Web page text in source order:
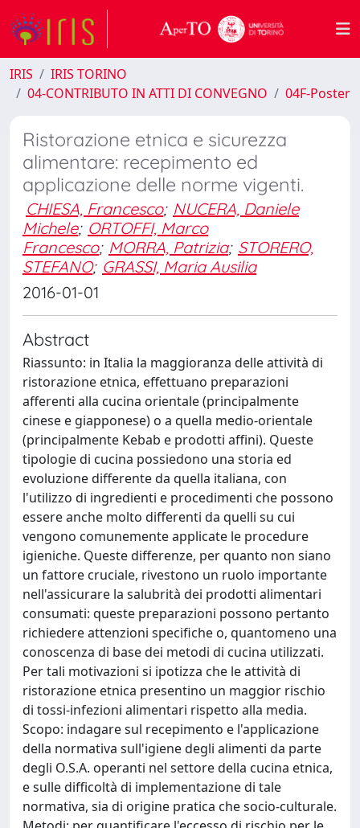
IRIS
IRIS TORINO
04-CONTRIBUTO IN ATTI DI CONVEGNO
04F-Poster
Ristorazione etnica e sicurezza
alimentare: recepimento ed
applicazione delle norme vigenti.
CHIESA, Francesco; NUCERA, Daniele
Michele; ORTOFFI, Marco
Francesco; MORRA, Patrizia; STORERO,
STEFANO; GRASSI, Maria Ausilia
2016-01-01
Abstract
Riassunto: in Italia la maggioranza delle attività di
ristorazione etnica, effettuano preparazioni
afferenti alla cucina orientale (principalmente
cinese e giapponese) o a quella medio-orientale
(principalmente Kebab e prodotti affini). Queste
tipologie di cucina possiedono una storia ed
evoluzione differente da quella italiana, con
l'utilizzo di ingredienti e procedimenti che possono
essere anche molto differenti da quelli su cui
vengono comunemente applicate le procedure
igieniche. Queste differenze, per quanto non siano
un fattore cruciale, rivestono un ruolo importante
nell'assicurare la salubrità dei prodotti alimentari
consumati: queste preparazioni possono pertanto
richiedere attenzioni specifiche o, quantomeno una
conoscenza di base dei metodi di cucina utilizzati.
Per tali motivazioni si ipotizza che le attività di
ristorazione etnica presentino un maggior rischio
di tossi-infezioni alimentari rispetto alla media.
Scopo: indagare sul recepimento e l'applicazione
della normativa sull'igiene degli alimenti da parte
degli O.S.A. operanti nel settore della cucina etnica,
e sulle difficoltà di implementazione di tale
normativa, sia di origine pratica che socio-culturale.